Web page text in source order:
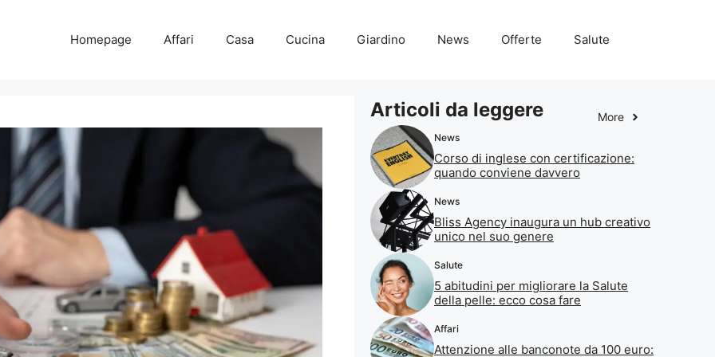
Homepage Affari Casa Cucina Giardino News Offerte Salute
Articoli da leggere More
News
Corso di inglese con certificazione:
quando conviene davvero
News
Bliss Agency inaugura un hub creativo
unico nel suo genere
Salute
5 abitudini per migliorare la Salute
della pelle: ecco cosa fare
Affari
Attenzione alle banconote da 100 euro: